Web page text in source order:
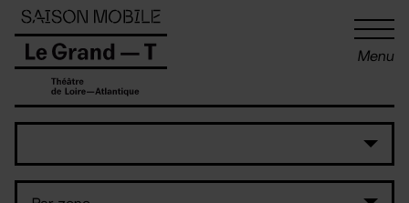
Menu
Panneau de gestion des cookies